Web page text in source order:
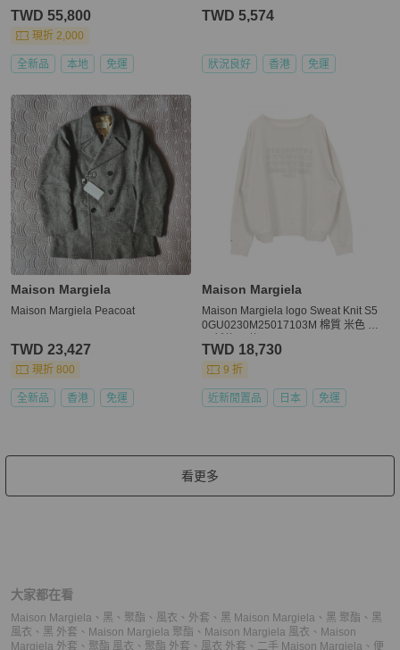
TWD 55,800
現折 2,000
全新品 本地 免運
TWD 5,574
狀況良好 香港 免運
Maison Margiela
Maison Margiela Peacoat
TWD 23,427
現折 800
全新品 香港 免運
Maison Margiela
Maison Margiela logo Sweat Knit S5
0GU0230M25017103M 棉質 米色 ＃
TWD 18,730
9 折
近新閒置品 日本 免運
看更多
大家都在看
Maison Margiela 、 黑 、 聚酯 、 風衣 、 外套 、 黑 Maison Margiela 、 黑 聚酯 、 黑
風衣 、 黑 外套 、 Maison Margiela 聚酯 、 Maison Margiela 風衣 、 Maison
Margiela 外套 、 聚酯 風衣 、 聚酯 外套 、 風衣 外套 、 二手 Maison Margiela 、 便